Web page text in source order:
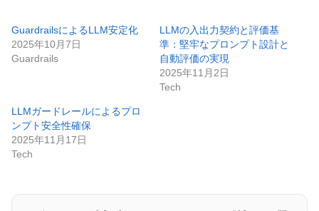
GuardrailsによるLLM安定化
2025年10月7日
Guardrails
LLMの入出力契約と評価基
準：堅牢なプロンプト設計と
自動評価の実現
2025年11月2日
Tech
LLMガードレールによるプロ
ンプト安全性確保
2025年11月17日
Tech